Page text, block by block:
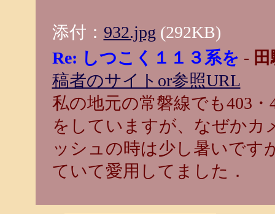
添付： 932.jpg (292KB)
Re: しつこく１１３系を -
稿者のサイトor参照URL
私の地元の常磐線でも403
をしていますが、なぜかカ
ッシュの時は少し暑いです
ていて愛用してました．